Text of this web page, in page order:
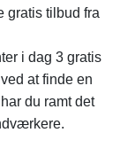
gratis tilbud fra
i dag 3 gratis
at finde en
du ramt det